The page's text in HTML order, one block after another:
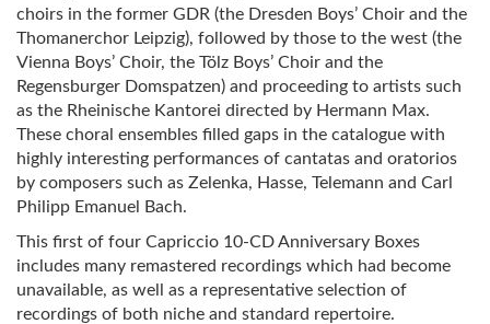
choirs in the former GDR (the Dresden Boys’ Choir and the
Thomanerchor Leipzig), followed by those to the west (the
Vienna Boys’ Choir, the Tölz Boys’ Choir and the
Regensburger Domspatzen) and proceeding to artists such
as the Rheinische Kantorei directed by Hermann Max.
These choral ensembles filled gaps in the catalogue with
highly interesting performances of cantatas and oratorios
by composers such as Zelenka, Hasse, Telemann and Carl
Philipp Emanuel Bach.
This first of four Capriccio 10-CD Anniversary Boxes
includes many remastered recordings which had become
unavailable, as well as a representative selection of
recordings of both niche and standard repertoire.